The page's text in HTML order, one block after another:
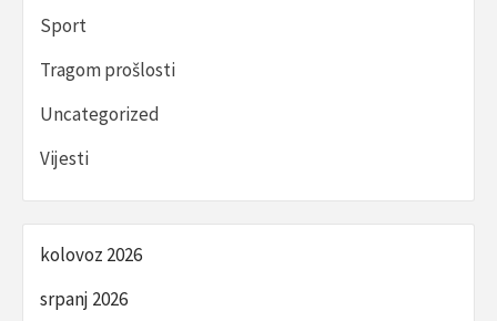
Sport
Tragom prošlosti
Uncategorized
Vijesti
kolovoz 2026
srpanj 2026